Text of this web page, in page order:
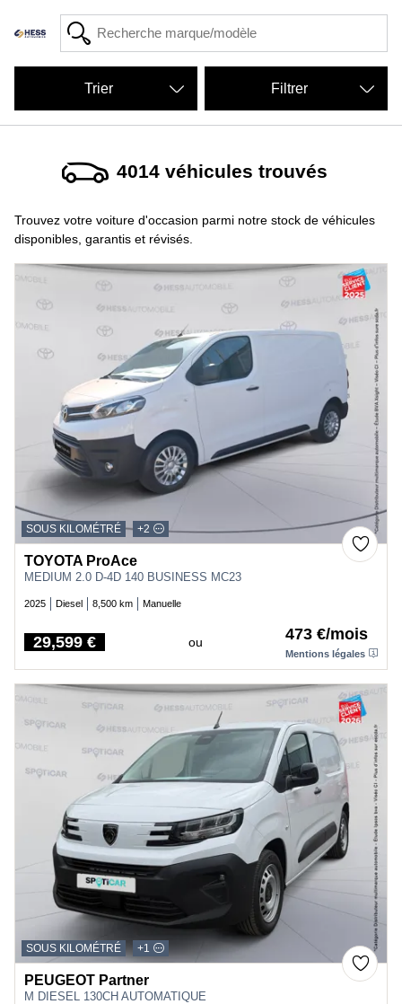
4014 véhicules trouvés
Trouvez votre voiture d'occasion parmi notre stock de véhicules
disponibles, garantis et révisés.
Filtrer
SOUS KILOMÉTRÉ +2
TOYOTA ProAce
MEDIUM 2.0 D-4D 140 BUSINESS MC23
2025 Diesel 8,500 km Manuelle
Price
29,599 € ou 473 €/mois
Mentions légales
SOUS KILOMÉTRÉ +1
PEUGEOT Partner
M DIESEL 130CH AUTOMATIQUE